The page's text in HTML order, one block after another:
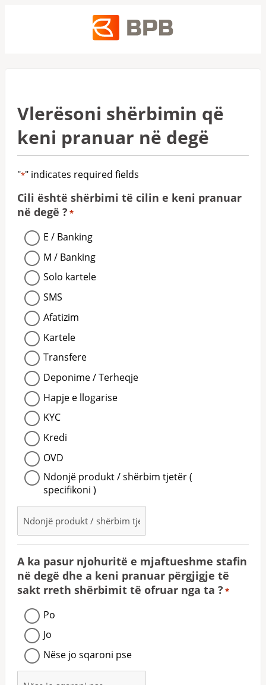
Vlerësoni shërbimin që
keni pranuar në degë
"*" indicates required fields
Cili është shërbimi të cilin e keni pranuar
në degë ? *
E / Banking
M / Banking
Solo kartele
SMS
Afatizim
Kartele
Transfere
Deponime / Terheqje
Hapje e llogarise
KYC
Kredi
OVD
Ndonjë produkt / shërbim tjetër (
specifikoni )
A ka pasur njohuritë e mjaftueshme stafin
në degë dhe a keni pranuar përgjigje të
sakt rreth shërbimit të ofruar nga ta ? *
Po
Jo
Nëse jo sqaroni pse